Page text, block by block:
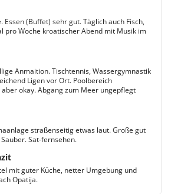
Essen (Buffet) sehr gut. Täglich auch Fisch,
pro Woche kroatischer Abend mit Musik im
Anmaition. Tischtennis, Wassergymnastik
Ligen vor Ort. Poolbereich
okay. Abgang zum Meer ungepflegt
straßenseitig etwas laut. Große gut
Sat-fernsehen.
mit guter Küche, netter Umgebung und
Opatija.